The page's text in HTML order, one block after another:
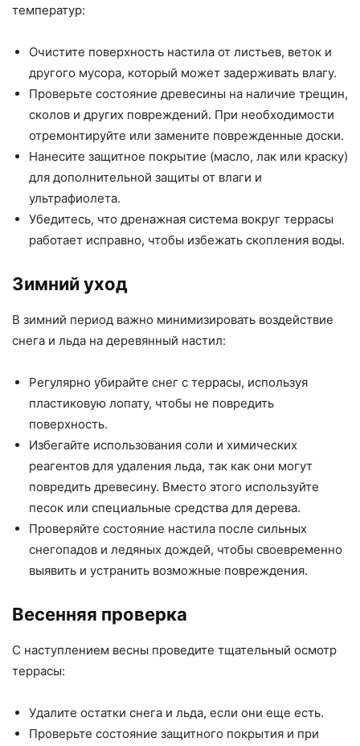
температур:
Очистите поверхность настила от листьев, веток и
другого мусора, который может задерживать влагу.
Проверьте состояние древесины на наличие трещин,
сколов и других повреждений. При необходимости
отремонтируйте или замените поврежденные доски.
Нанесите защитное покрытие (масло, лак или краску)
для дополнительной защиты от влаги и
ультрафиолета.
Убедитесь, что дренажная система вокруг террасы
работает исправно, чтобы избежать скопления воды.
Зимний уход
В зимний период важно минимизировать воздействие
снега и льда на деревянный настил:
Регулярно убирайте снег с террасы, используя
пластиковую лопату, чтобы не повредить
поверхность.
Избегайте использования соли и химических
реагентов для удаления льда, так как они могут
повредить древесину. Вместо этого используйте
песок или специальные средства для дерева.
Проверяйте состояние настила после сильных
снегопадов и ледяных дождей, чтобы своевременно
выявить и устранить возможные повреждения.
Весенняя проверка
С наступлением весны проведите тщательный осмотр
террасы:
Удалите остатки снега и льда, если они еще есть.
Проверьте состояние защитного покрытия и при